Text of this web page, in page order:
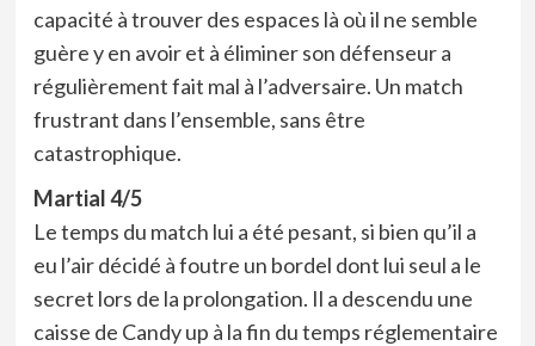
capacité à trouver des espaces là où il ne semble
guère y en avoir et à éliminer son défenseur a
régulièrement fait mal à l’adversaire. Un match
frustrant dans l’ensemble, sans être
catastrophique.
Martial 4/5
Le temps du match lui a été pesant, si bien qu’il a
eu l’air décidé à foutre un bordel dont lui seul a le
secret lors de la prolongation. Il a descendu une
caisse de Candy up à la fin du temps réglementaire